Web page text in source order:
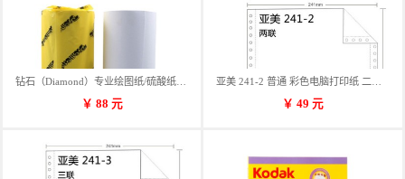
钻石（Diamond）专业绘图纸/硫酸纸 临摹纸 73g A4 297mm*70m 单卷装
￥ 88 元
亚美 241-2 普通 彩色电脑打印纸 二联 900张/箱 蓝包装 三等份
￥ 49元